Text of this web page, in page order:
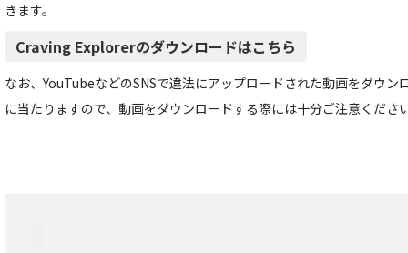
きます。
Craving Explorerのダウンロードはこちら
なお、YouTubeなどのSNSで違法にアップロードされた動画をダウン
に当たりますので、動画をダウンロードする際には十分ご注意くださ